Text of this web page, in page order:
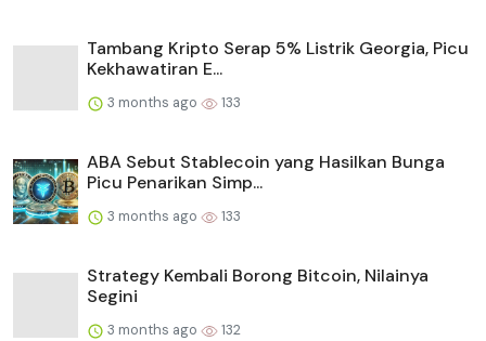
Tambang Kripto Serap 5% Listrik Georgia, Picu
Kekhawatiran E...
3 months ago 133
ABA Sebut Stablecoin yang Hasilkan Bunga
Picu Penarikan Simp...
3 months ago 133
Strategy Kembali Borong Bitcoin, Nilainya
Segini
3 months ago 132